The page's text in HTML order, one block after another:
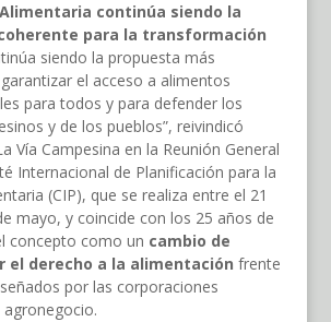
continúa siendo la
para la transformación
siendo la propuesta más
el acceso a alimentos
para todos y para defender los
y de los pueblos”, reivindicó
Vía Campesina en la Reunión General
Internacional de Planificación para la
(CIP), que se realiza entre el 21
mayo, y coincide con los 25 años de
concepto como un cambio de
el derecho a la alimentación frente
por las corporaciones